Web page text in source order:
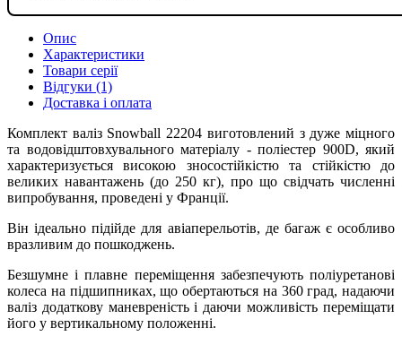
Опис
Характеристики
Товари серії
Відгуки (1)
Доставка і оплата
Комплект валіз Snowball 22204 виготовлений з дуже міцного
та водовідштовхувального матеріалу - поліестер 900D, який
характеризується високою зносостійкістю та стійкістю до
великих навантажень (до 250 кг), про що свідчать численні
випробування, проведені у Франції.
Він ідеально підійде для авіаперельотів, де багаж є особливо
вразливим до пошкоджень.
Безшумне і плавне переміщення забезпечують поліуретанові
колеса на підшипниках, що обертаються на 360 град, надаючи
валіз додаткову маневреність і даючи можливість переміщати
його у вертикальному положенні.